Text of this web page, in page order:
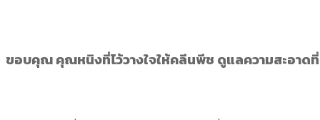
ขอบคุณ คุณหนิงที่ไว้วางใจให้คลีนพีช ดูแลความสะอาด